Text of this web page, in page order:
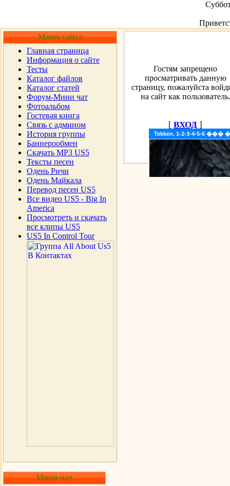
Меню сайта
Главная страница
Информация о сайте
Тесты
Каталог файлов
Каталог статей
Форум-Мини чат
Фотоальбом
Гостевая книга
Cвязь с админом
История группы
Баннерообмен
Скачать MP3 US5
Тексты песен
Одень Ричи
Одень Майкала
Перевод песен US5
Все видео US5 - Big In
America
Просмотреть и скачать
все клипы US5
US5 In Control Tour
Tekken. 1-2-3-4-5-6
Мини-чат
Гостям запрещено
просматривать данную
страницу, пожалуйста
на сайт как пользователь.
[ ВХОД ]